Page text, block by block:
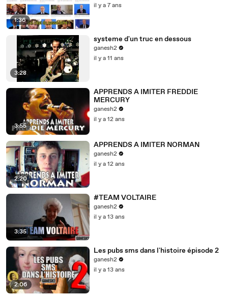
1:36
il y a 7 ans
3:28
systeme d'un truc en dessous
ganesh2
il y a 11 ans
3:55
APPRENDS A IMITER FREDDIE
MERCURY
ganesh2
il y a 12 ans
2:20
APPRENDS A IMITER NORMAN
ganesh2
il y a 12 ans
3:35
#TEAM VOLTAIRE
ganesh2
il y a 13 ans
2:06
Les pubs sms dans l'histoire épisode 2
ganesh2
il y a 13 ans